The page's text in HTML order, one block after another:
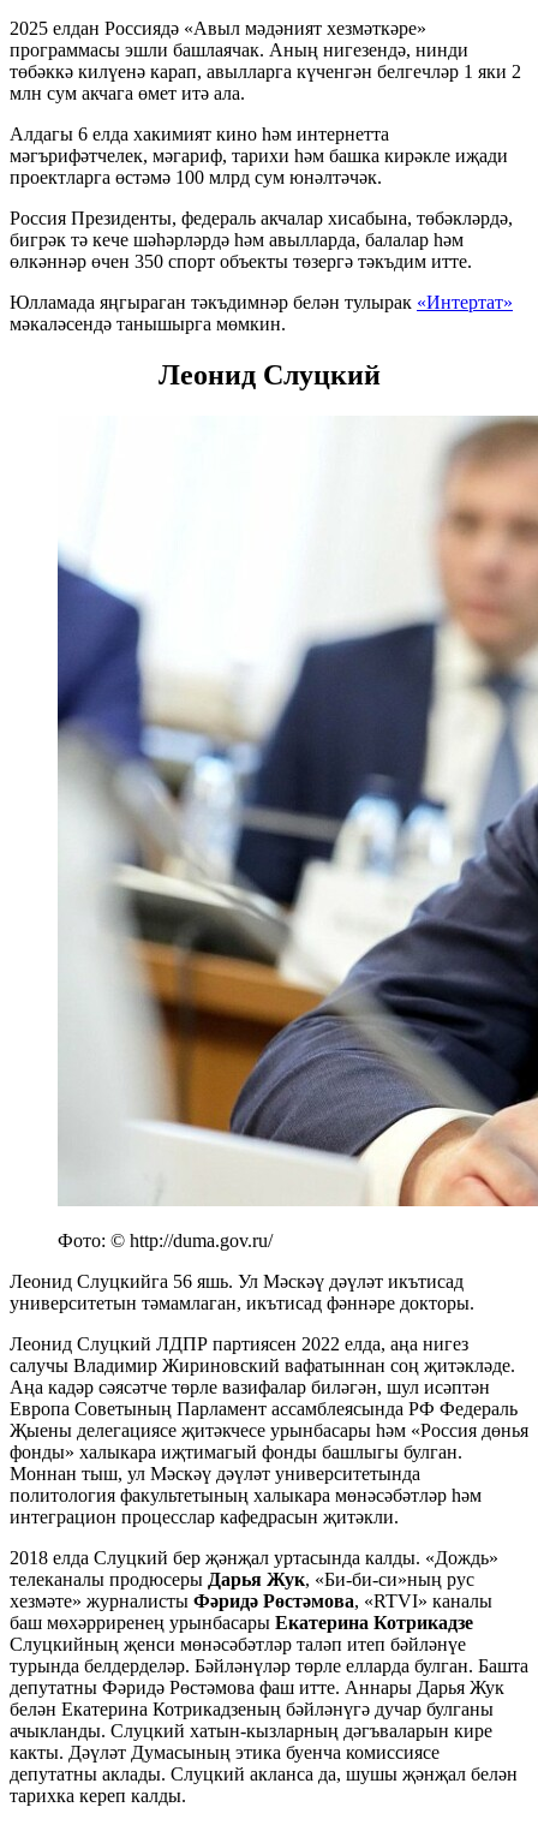
2025 елдан Россиядә «Авыл мәдәният хезмәткәре»
программасы эшли башлаячак. Аның нигезендә, нинди
төбәккә килүенә карап, авылларга күченгән белгечләр 1 яки 2
млн сум акчага өмет итә ала.
Алдагы 6 елда хакимият кино һәм интернетта
мәгърифәтчелек, мәгариф, тарихи һәм башка кирәкле иҗади
проектларга өстәмә 100 млрд сум юнәлтәчәк.
Россия Президенты, федераль акчалар хисабына, төбәкләрдә,
бигрәк тә кече шәһәрләрдә һәм авылларда, балалар һәм
өлкәннәр өчен 350 спорт объекты төзергә тәкъдим итте.
Юлламада яңгыраган тәкъдимнәр белән тулырак «Интертат»
мәкаләсендә танышырга мөмкин.
Леонид Слуцкий
Фото: © http://duma.gov.ru/
Леонид Слуцкийга 56 яшь. Ул Мәскәү дәүләт икътисад
университетын тәмамлаган, икътисад фәннәре докторы.
Леонид Слуцкий ЛДПР партиясен 2022 елда, аңа нигез
салучы Владимир Жириновский вафатыннан соң җитәкләде.
Аңа кадәр сәясәтче төрле вазифалар биләгән, шул исәптән
Европа Советының Парламент ассамблеясында РФ Федераль
Җыены делегациясе җитәкчесе урынбасары һәм «Россия дөнья
фонды» халыкара иҗтимагый фонды башлыгы булган.
Моннан тыш, ул Мәскәү дәүләт университетында
политология факультетының халыкара мөнәсәбәтләр һәм
интеграцион процесслар кафедрасын җитәкли.
2018 елда Слуцкий бер җәнҗал уртасында калды. «Дождь»
телеканалы продюсеры Дарья Жук, «Би-би-си»ның рус
хезмәте» журналисты Фәридә Рөстәмова, «RTVI» каналы
баш мөхәрриренең урынбасары Екатерина Котрикадзе
Слуцкийның җенси мөнәсәбәтләр таләп итеп бәйләнүе
турында белдерделәр. Бәйләнүләр төрле елларда булган. Башта
депутатны Фәридә Рөстәмова фаш итте. Аннары Дарья Жук
белән Екатерина Котрикадзеның бәйләнүгә дучар булганы
ачыкланды. Слуцкий хатын-кызларның дәгъваларын кире
какты. Дәүләт Думасының этика буенча комиссиясе
депутатны аклады. Слуцкий акланса да, шушы җәнҗал белән
тарихка кереп калды.